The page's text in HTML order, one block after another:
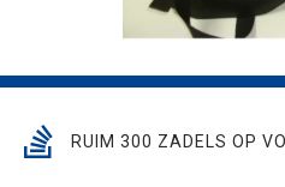
RUIM 300 ZADELS OP